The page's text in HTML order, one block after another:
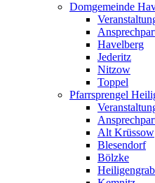
Domgemeinde
Havelberg
Jederitz
Nitzow
Toppel
Pfarrsprengel
Alt Krüssow
Blesendorf
Bölzke